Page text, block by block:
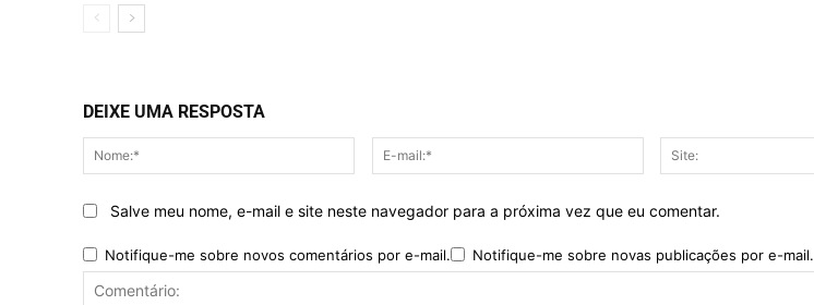
DEIXE UMA RESPOSTA
Nome:*
mail:*
Salve meu nome, e-mail e site neste navegador para a próxima vez que eu comentar.
Notifique-me sobre novos comentários por e-mail. Notifique-me sobre novas publicações por e-mail.